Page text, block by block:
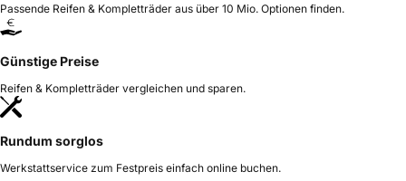
Passende Reifen & Kompletträder aus über 10 Mio. Optionen finden.
Günstige Preise
Reifen & Kompletträder vergleichen und sparen.
Rundum sorglos
Werkstattservice zum Festpreis einfach online buchen.